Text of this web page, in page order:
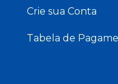
Crie sua Conta
Tabela de